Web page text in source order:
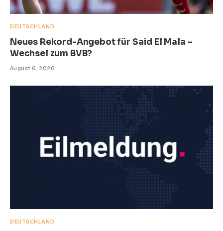
DEUTSCHLAND
Neues Rekord-Angebot für Said El Mala –
Wechsel zum BVB?
August 6, 2026
DEUTSCHLAND